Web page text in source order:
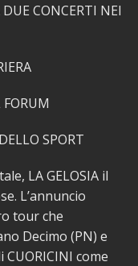
CONCERTI NEI
SPORT
LA GELOSIA il
L’annuncio
tour che
Decimo (PN) e
come